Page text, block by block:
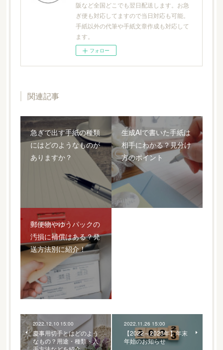
阪など全国どこでも翌日配送します。お急
ぎ便も対応してますので当日対応も可能。
手紙以外の代筆や手紙文章作成も対応して
ます。
フォロー
関連記事
急ぎで出す手紙の種類
にはどのようなものが
ありますか？
生成AIで書いた手紙は
相手にわかる？見分け
方のポイント
郵便物やゆうパックの
汚損に補償はある？発
送方法別に紹介！
2022.12.10 15:00
慶事用切手とはどのよう
なもの？用途・種類・入
2022.11.26 15:00
【2022～2023年】年末
年始のお知らせ